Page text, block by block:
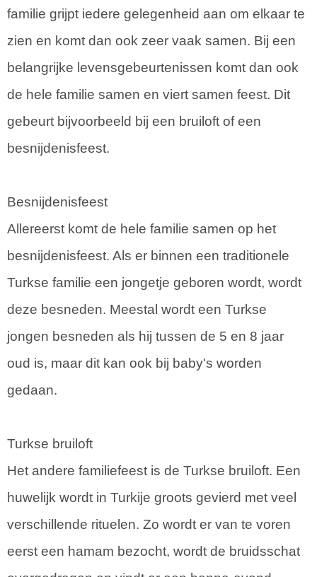
familie grijpt iedere gelegenheid aan om elkaar te
zien en komt dan ook zeer vaak samen. Bij een
belangrijke levensgebeurtenissen komt dan ook
de hele familie samen en viert samen feest. Dit
gebeurt bijvoorbeeld bij een bruiloft of een
besnijdenisfeest.
Besnijdenisfeest
Allereerst komt de hele familie samen op het
besnijdenisfeest. Als er binnen een traditionele
Turkse familie een jongetje geboren wordt, wordt
deze besneden. Meestal wordt een Turkse
jongen besneden als hij tussen de 5 en 8 jaar
oud is, maar dit kan ook bij baby's worden
gedaan.
Turkse bruiloft
Het andere familiefeest is de Turkse bruiloft. Een
huwelijk wordt in Turkije groots gevierd met veel
verschillende rituelen. Zo wordt er van te voren
eerst een hamam bezocht, wordt de bruidsschat